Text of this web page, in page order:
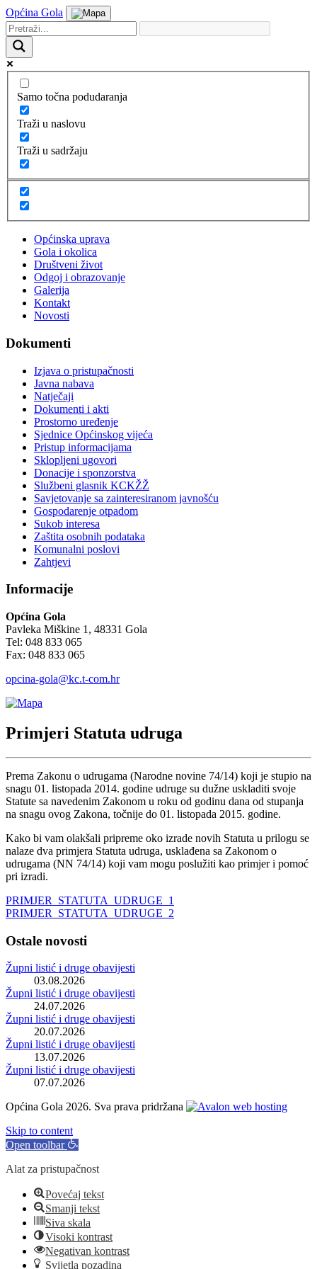
Općina Gola
Samo točna podudaranja
Traži u naslovu
Traži u sadržaju
Općinska uprava
Gola i okolica
Društveni život
Odgoj i obrazovanje
Galerija
Kontakt
Novosti
Dokumenti
Izjava o pristupačnosti
Javna nabava
Natječaji
Dokumenti i akti
Prostorno uređenje
Sjednice Općinskog vijeća
Pristup informacijama
Sklopljeni ugovori
Donacije i sponzorstva
Službeni glasnik KCKŽŽ
Savjetovanje sa zainteresiranom javnošću
Gospodarenje otpadom
Sukob interesa
Zaštita osobnih podataka
Komunalni poslovi
Zahtjevi
Informacije
Općina Gola
Pavleka Miškine 1, 48331 Gola
Tel: 048 833 065
Fax: 048 833 065
opcina-gola@kc.t-com.hr
Primjeri Statuta udruga
Prema Zakonu o udrugama (Narodne novine 74/14) koji je stupio na
snagu 01. listopada 2014. godine udruge su dužne uskladiti svoje
Statute sa navedenim Zakonom u roku od godinu dana od stupanja
na snagu ovog Zakona, točnije do 01. listopada 2015. godine.
Kako bi vam olakšali pripreme oko izrade novih Statuta u prilogu se
nalaze dva primjera Statuta udruga, usklađena sa Zakonom o
udrugama (NN 74/14) koji vam mogu poslužiti kao primjer i pomoć
pri izradi.
PRIMJER_STATUTA_UDRUGE_1
PRIMJER_STATUTA_UDRUGE_2
Ostale novosti
Župni listić i druge obavijesti
03.08.2026
Župni listić i druge obavijesti
24.07.2026
Župni listić i druge obavijesti
20.07.2026
Župni listić i druge obavijesti
13.07.2026
Župni listić i druge obavijesti
07.07.2026
Općina Gola 2026. Sva prava pridržana
Skip to content
Open toolbar
Alat za pristupačnost
Povećaj tekst
Smanji tekst
Siva skala
Visoki kontrast
Negativan kontrast
Svijetla pozadina